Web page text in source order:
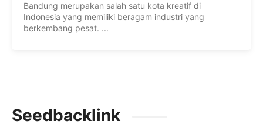
Bandung merupakan salah satu kota kreatif di
Indonesia yang memiliki beragam industri yang
berkembang pesat. ...
Seedbacklink